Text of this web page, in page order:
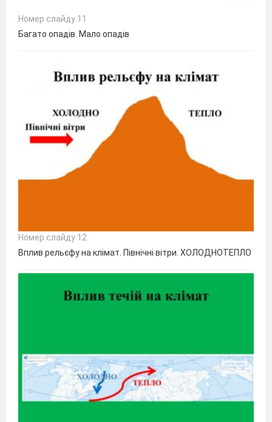
Номер слайду 11
Багато опадів. Мало опадів
Номер слайду 12
Вплив рельєфу на клімат. Північні вітри. ХОЛОДНОТЕПЛО